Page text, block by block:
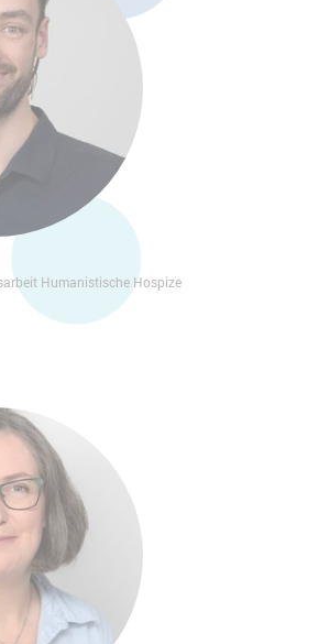
Humanistische Hospize